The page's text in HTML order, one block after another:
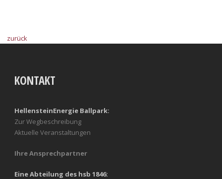
zurück
KONTAKT
HellensteinEnergie Ballpark:
Zur Wegbeschreibung
Aktuelle Veranstaltungen
Ihre Ansprechpartner
Eine Abteilung des hsb 1846: